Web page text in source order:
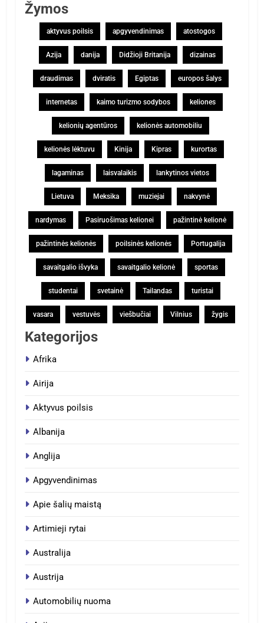
Žymos
aktyvus poilsis apgyvendinimas atostogos
Azija danija Didžioji Britanija dizainas
draudimas dviratis Egiptas europos šalys
internetas kaimo turizmo sodybos keliones
kelionių agentūros kelionės automobiliu
kelionės lėktuvu Kinija Kipras kurortas
lagaminas laisvalaikis lankytinos vietos
Lietuva Meksika muziejai nakvynė
nardymas Pasiruošimas kelionei pažintinė kelionė
pažintinės kelionės poilsinės kelionės Portugalija
savaitgalio išvyka savaitgalio kelionė sportas
studentai svetainė Tailandas turistai
vasara vestuvės viešbučiai Vilnius žygis
Kategorijos
Afrika
Airija
Aktyvus poilsis
Albanija
Anglija
Apgyvendinimas
Apie šalių maistą
Artimieji rytai
Australija
Austrija
Automobilių nuoma